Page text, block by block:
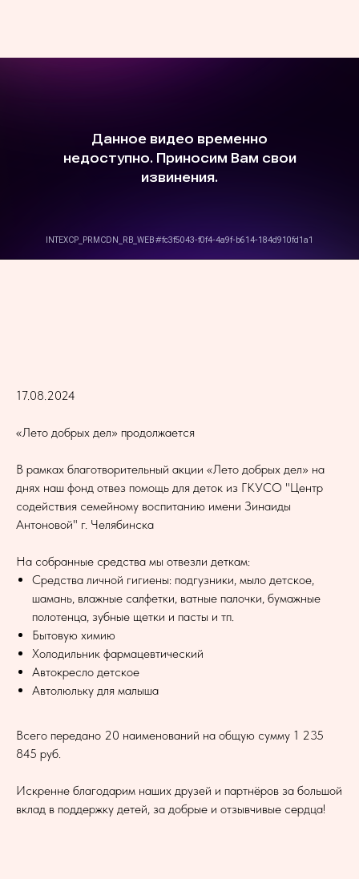
17.08.2024
«Лето добрых дел» продолжается
В рамках благотворительный акции «Лето добрых дел» на
днях наш фонд отвез помощь для деток из ГКУСО "Центр
содействия семейному воспитанию имени Зинаиды
Антоновой" г. Челябинска
На собранные средства мы отвезли деткам:
Средства личной гигиены: подгузники, мыло детское,
шамань, влажные салфетки, ватные палочки, бумажные
полотенца, зубные щетки и пасты и тп.
Бытовую химию
Холодильник фармацевтический
Автокресло детское
Автолюльку для малыша
Всего передано 20 наименований на общую сумму 1 235
845 руб.
Искренне благодарим наших друзей и партнёров за большой
вклад в поддержку детей, за добрые и отзывчивые сердца!